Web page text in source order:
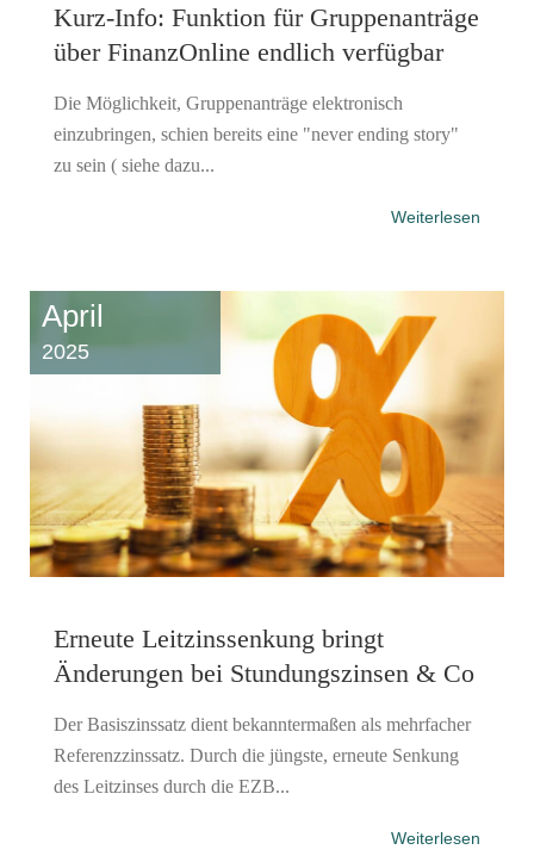
Kurz-Info: Funktion für Gruppenanträge
über FinanzOnline endlich verfügbar
Die Möglichkeit, Gruppenanträge elektronisch
einzubringen, schien bereits eine "never ending story"
zu sein ( siehe dazu...
Weiterlesen
April
2025
Erneute Leitzinssenkung bringt
Änderungen bei Stundungszinsen & Co
Der Basiszinssatz dient bekanntermaßen als mehrfacher
Referenzzinssatz. Durch die jüngste, erneute Senkung
des Leitzinses durch die EZB...
Weiterlesen